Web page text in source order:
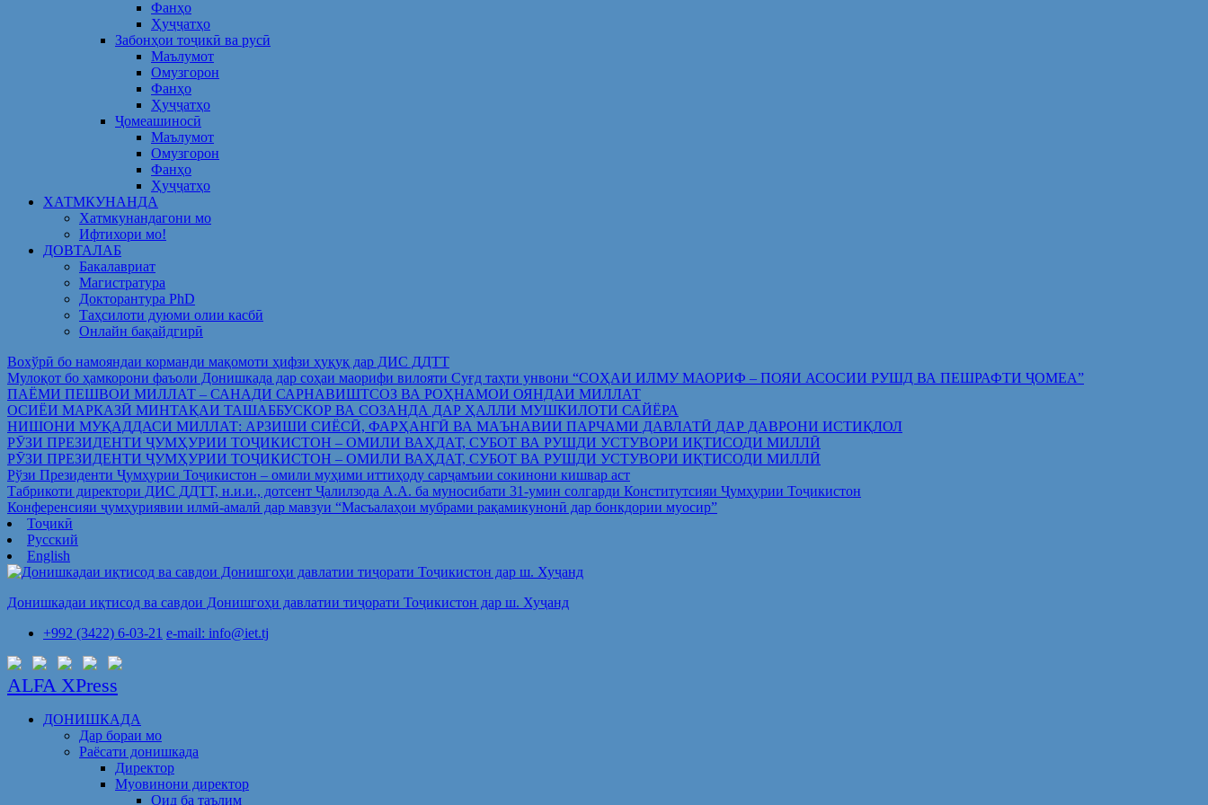
Фанҳо
Ҳуҷҷатҳо
Забонҳои тоҷикӣ ва русӣ
Маълумот
Омузгорон
Фанҳо
Ҳуҷҷатҳо
Ҷомеашиносӣ
Маълумот
Омузгорон
Фанҳо
Ҳуҷҷатҳо
ХАТМКУНАНДА
Хатмкунандагони мо
Ифтихори мо!
ДОВТАЛАБ
Бакалавриат
Магистратура
Докторантура PhD
Таҳсилоти дуюми олии касбӣ
Онлайн бақайдгирӣ
Вохўрӣ бо намояндаи корманди мақомоти ҳифзи ҳуқуқ дар ДИС ДДТТ
Мулоқот бо ҳамкорони фаъоли Донишкада дар соҳаи маорифи вилояти Суғд таҳти унвони “СОҲАИ ИЛМУ МАОРИФ – ПОЯИ АСОСИИ РУШД ВА ПЕШРАФТИ ҶОМЕА”
ПАЁМИ ПЕШВОИ МИЛЛАТ – САНАДИ САРНАВИШТСОЗ ВА РОҲНАМОИ ОЯНДАИ МИЛЛАТ
ОСИЁИ МАРКАЗӢ МИНТАҚАИ ТАШАББУСКОР ВА СОЗАНДА ДАР ҲАЛЛИ МУШКИЛОТИ САЙЁРА
НИШОНИ МУҚАДДАСИ МИЛЛАТ: АРЗИШИ СИЁСӢ, ФАРҲАНГӢ ВА МАЪНАВИИ ПАРЧАМИ ДАВЛАТӢ ДАР ДАВРОНИ ИСТИҚЛОЛ
РӮЗИ ПРЕЗИДЕНТИ ҶУМҲУРИИ ТОҶИКИСТОН – ОМИЛИ ВАҲДАТ, СУБОТ ВА РУШДИ УСТУВОРИ ИҚТИСОДИ МИЛЛӢ
РӮЗИ ПРЕЗИДЕНТИ ҶУМҲУРИИ ТОҶИКИСТОН – ОМИЛИ ВАҲДАТ, СУБОТ ВА РУШДИ УСТУВОРИ ИҚТИСОДИ МИЛЛӢ
Рўзи Президенти Ҷумҳурии Тоҷикистон – омили муҳими иттиҳоду сарҷамъии сокинони кишвар аст
Табрикоти директори ДИС ДДТТ, н.и.и., дотсент Ҷалилзода А.А. ба муносибати 31-умин солгарди Конститутсияи Ҷумҳурии Тоҷикистон
Конференсияи ҷумҳуриявии илмӣ-амалӣ дар мавзуи “Масъалаҳои мубрами рақамикунонӣ дар бонкдории муосир”
Тоҷикӣ
Русский
English
Донишкадаи иқтисод ва савдои Донишгоҳи давлатии тиҷорати Тоҷикистон дар ш. Хуҷанд
+992 (3422) 6-03-21 e-mail: info@iet.tj
ALFA XPress
ДОНИШКАДА
Дар бораи мо
Раёсати донишкада
Директор
Муовинони директор
Оид ба таълим